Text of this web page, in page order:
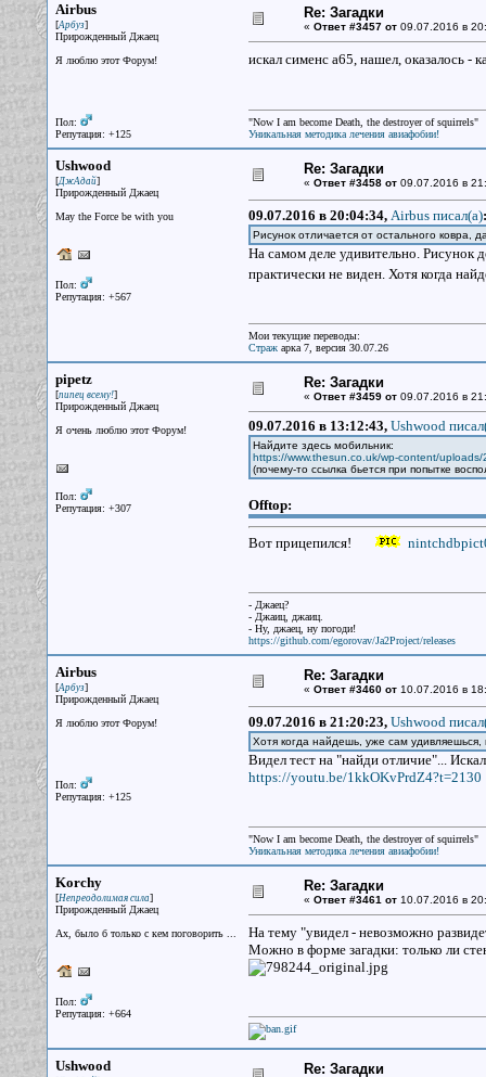
Airbus
[Арбуз]
Прирожденный Джаец
Я люблю этот Форум!
Пол:
Репутация: +125
Re: Загадки
« Ответ #3457 от09.07.2016 в
искал сименс а65, нашел, оказалось -
"Now I am become Death, the destroyer of squirrels"
Уникальная методика лечения авиафобии!
Ushwood
[ДжАдай]
Прирожденный Джаец
May the Force be with you
Пол:
Репутация: +567
Re: Загадки
« Ответ #3458 от09.07.2016 в
09.07.2016 в 20:04:34, Airbus писал(a):
Рисунок отличается от остального ковра,
На самом деле удивительно. Рисунок
практически не виден. Хотя когда
Мои текущие переводы:
Стражарка 7, версия 30.07.26
pipetz
[пипец всему!]
Прирожденный Джаец
Я очень люблю этот Форум!
Пол:
Репутация: +307
Re: Загадки
« Ответ #3459 от09.07.2016 в
09.07.2016 в 13:12:43, Ushwood
Найдите здесь мобильник:
https://www.thesun.co.uk/wp-content/
(почему-то ссылка бьется при попытке
Offtop:
Вот прицепился!
- Джаец?
- Джаиц, джаиц.
- Ну, джаец, ну погоди!
https://github.com/egorovav/Ja2Project/releases
Airbus
[Арбуз]
Прирожденный Джаец
Я люблю этот Форум!
Пол:
Репутация: +125
Re: Загадки
« Ответ #3460 от10.07.2016 в
09.07.2016 в 21:20:23, Ushwood
Хотя когда найдешь, уже сам
Видел тест на "найди отличие"...
https://youtu.be/1kkOKvPrdZ4?t=2130
"Now I am become Death, the destroyer of squirrels"
Уникальная методика лечения авиафобии!
Korchy
[Непреодолимая сила]
Прирожденный Джаец
Ах, было б только с кем поговорить ...
Пол:
Репутация: +664
Re: Загадки
« Ответ #3461 от10.07.2016 в
На тему "увидел - невозможно
Можно в форме загадки: только ли
Ushwood Re: Загадки